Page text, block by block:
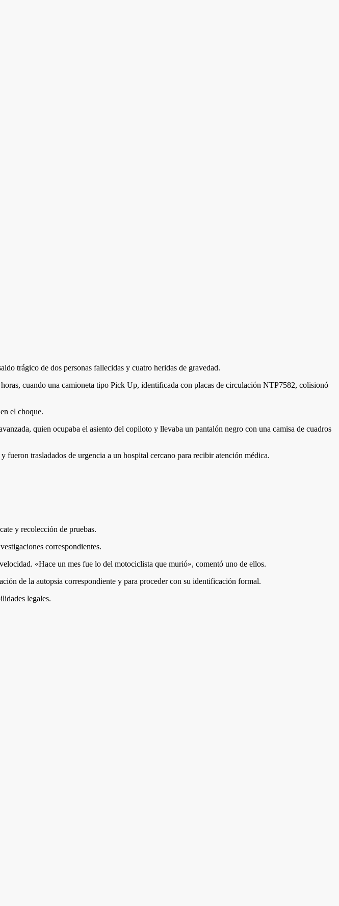
trágico de dos personas fallecidas y cuatro heridas de gravedad.
cuando una camioneta tipo Pick Up, identificada con placas de circulación NTP7582, colisionó
el choque.
quien ocupaba el asiento del copiloto y llevaba un pantalón negro con una camisa de cuadros
trasladados de urgencia a un hospital cercano para recibir atención médica.
y recolección de pruebas.
correspondientes.
«Hace un mes fue lo del motociclista que murió», comentó uno de ellos.
de la autopsia correspondiente y para proceder con su identificación formal.
legales.